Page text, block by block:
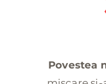
Povestea